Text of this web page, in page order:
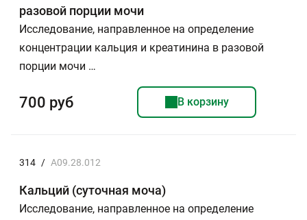
разовой порции мочи
Исследование, направленное на определение
концентрации кальция и креатинина в разовой
порции мочи …
700 руб В корзину
314 / A09.28.012
Кальций (суточная моча)
Исследование, направленное на определение